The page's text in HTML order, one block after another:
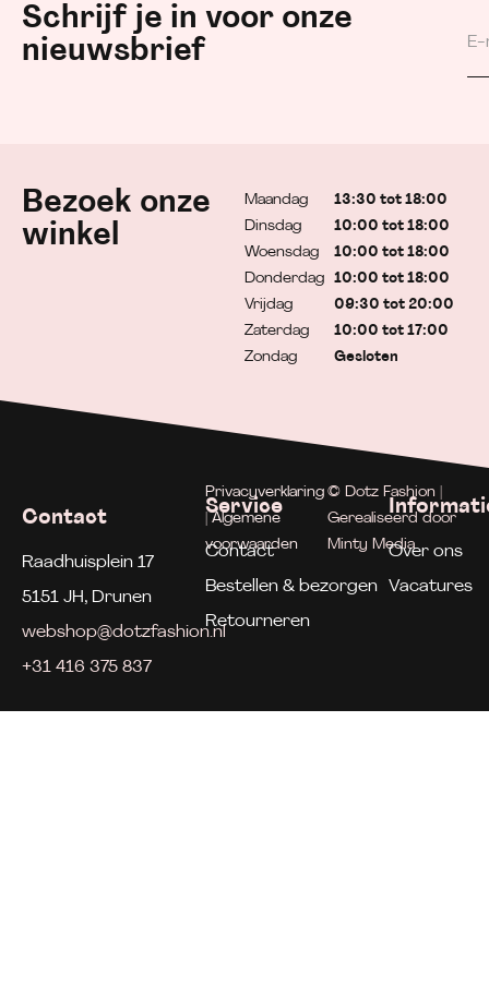
Schrijf je in voor onze
nieuwsbrief
Bezoek onze
winkel
Maandag
Dinsdag
Woensdag
Donderdag
Vrijdag
Zaterdag
Zondag
13:30 tot 18:00
10:00 tot 18:00
10:00 tot 18:00
10:00 tot 18:00
09:30 tot 20:00
10:00 tot 17:00
Gesloten
Contact
Raadhuisplein 17
5151 JH, Drunen
webshop@dotzfashion.nl
+31 416 375 837
Service
Contact
Bestellen & bezorgen
Retourneren
Over ons
Vacatures
Privacyverklaring
| Algemene
voorwaarden
© Dotz Fashion |
Gerealiseerd door
Minty Media